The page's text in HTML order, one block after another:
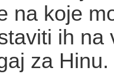
na koje
ih na
za Hinu.